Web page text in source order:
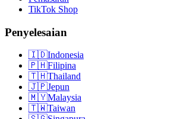
TikTok Shop
Penyelesaian
🇮🇩Indonesia
🇵🇭Filipina
🇹🇭Thailand
🇯🇵Jepun
🇲🇾Malaysia
🇹🇼Taiwan